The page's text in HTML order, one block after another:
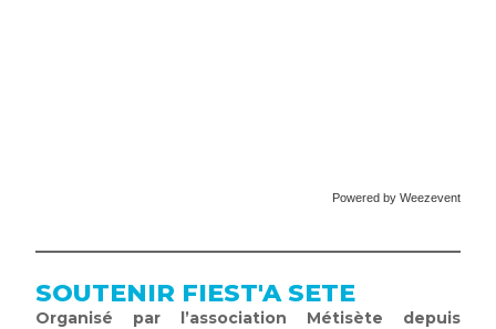
Powered by Weezevent
SOUTENIR FIEST'A SETE
Organisé par l’association Métisète depuis